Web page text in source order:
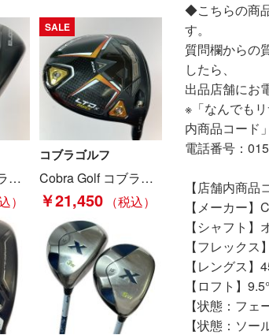
Cobra Golf コブラゴルフ DS-ADAPT MAX-K 1W 9.0° ドライバー LINQ M40X 6F4 カバー付 Bランク
SALE
コブラゴルフ
Cobra Golf コブラゴルフ KING LTDx MAX 1W 12° ドライバー SPEEDER NX R グリップなし Cランク
￥21,450
◆こちらの商
す。
質問欄からの
したら、
出品店舗にお
※「なんでも
内商品コード
電話番号：
【店舗内商
【メーカー
【シャフト】
【フレックス
【レングス】
【ロフト】9.5°
【状態：フェ
【状態：ソ